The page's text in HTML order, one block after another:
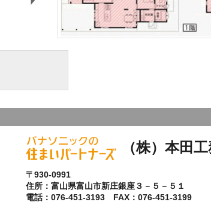
（株）本田
〒930-0991
住所：富山県富山市新庄銀座３－５－５１
電話：076-451-3193 FAX：076-451-3199